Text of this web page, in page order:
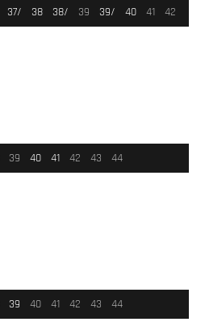
37/ 38 38/ 39 39/ 40 41 42
39 40 41 42 43 44
39 40 41 42 43 44